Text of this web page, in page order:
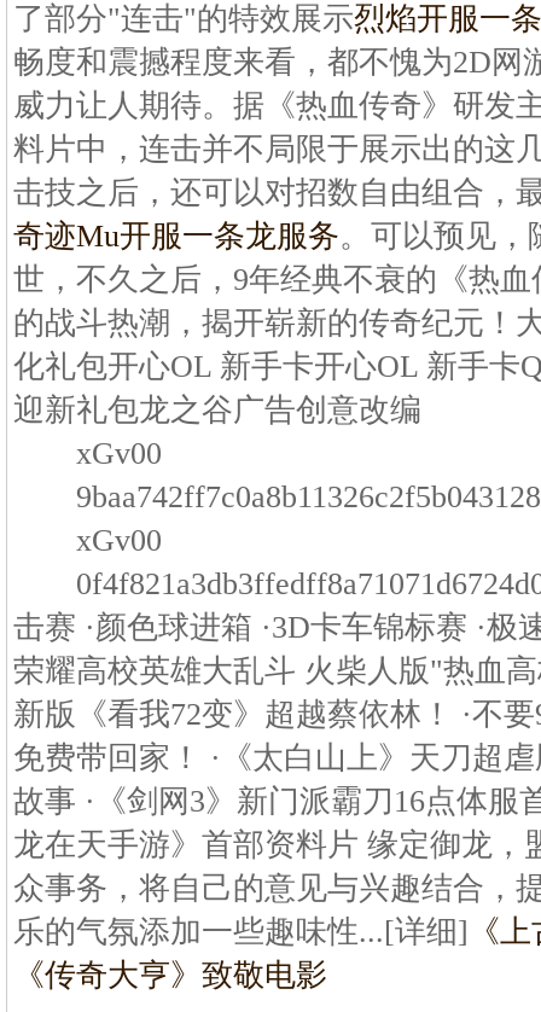
了部分"连击"的特效展示烈焰开服一
畅度和震撼程度来看，都不愧为2D网
威力让人期待。据《热血传奇》研发
料片中，连击并不局限于展示出的这
击技之后，还可以对招数自由组合，
奇迹Mu开服一条龙服务。可以预见，
世，不久之后，9年经典不衰的《热
的战斗热潮，揭开崭新的传奇纪元！
化礼包开心OL 新手卡开心OL 新手卡
迎新礼包龙之谷广告创意改编
xGv00
xGv00
击赛 ·颜色球进箱 ·3D卡车锦标赛 ·极
荣耀高校英雄大乱斗 火柴人版"热血
新版《看我72变》超越蔡依林！ ·不
免费带回家！ ·《太白山上》天刀超
故事 ·《剑网3》新门派霸刀16点体服
龙在天手游》首部资料片 缘定御龙，
众事务，将自己的意见与兴趣结合，
乐的气氛添加一些趣味性...[详细] 《
《传奇大亨》致敬电影